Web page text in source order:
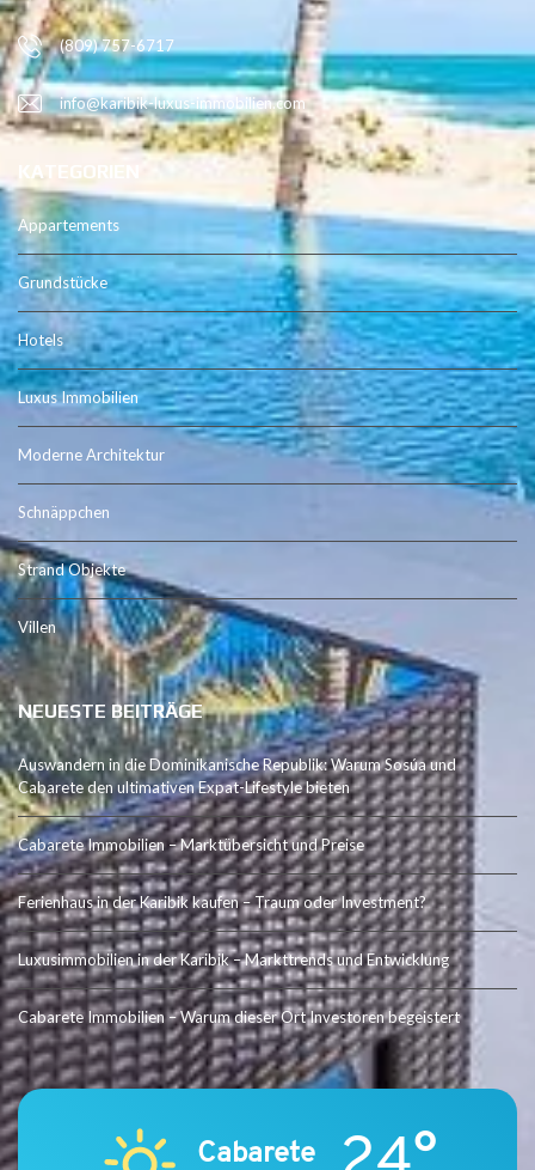
(809) 757-6717
info@karibik-luxus-immobilien.com
KATEGORIEN
Appartements
Grundstücke
Hotels
Luxus Immobilien
Moderne Architektur
Schnäppchen
Strand Objekte
Villen
NEUESTE BEITRÄGE
Auswandern in die Dominikanische Republik: Warum Sosúa und
Cabarete den ultimativen Expat-Lifestyle bieten
Cabarete Immobilien – Marktübersicht und Preise
Ferienhaus in der Karibik kaufen – Traum oder Investment?
Luxusimmobilien in der Karibik – Markttrends und Entwicklung
Cabarete Immobilien – Warum dieser Ort Investoren begeistert
Cabarete